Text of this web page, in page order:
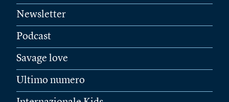
Newsletter
Podcast
Savage love
Ultimo numero